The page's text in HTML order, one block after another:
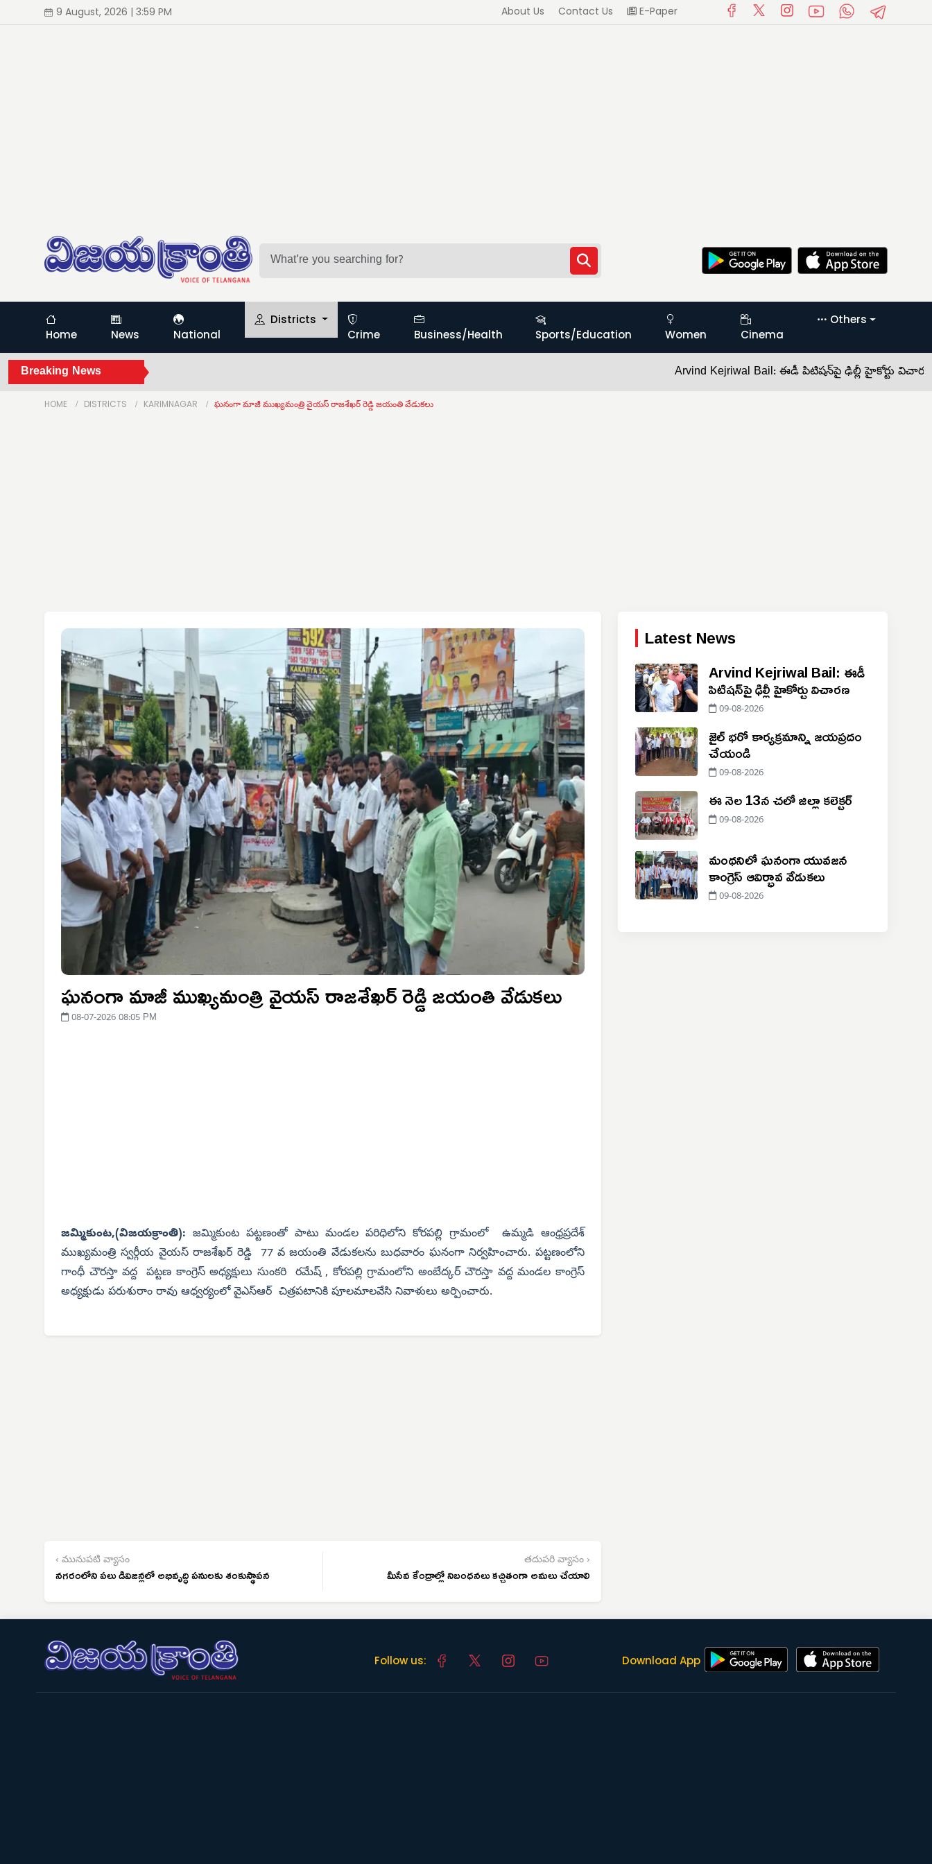
9 August, 2026 | 3:59 PM About Us Contact Us E-Paper
Home News National
Districts
Crime
Business/Health Sports/Education Women Cinema
Others
Breaking News Arvind Kejriwal Bail: ఈడీ పిటిషన్‌పై ఢిల్లీ హైకోర్టు విచారణ •
HOME DISTRICTS KARIMNAGAR ఘనంగా మాజీ ముఖ్యమంత్రి వైయస్ రాజశేఖర్ రెడ్డి జయంతి వేడుకలు
ఘనంగా మాజీ ముఖ్యమంత్రి వైయస్ రాజశేఖర్ రెడ్డి జయంతి వేడుకలు
08-07-2026 08:05 PM
జమ్మికుంట,(విజయక్రాంతి): జమ్మికుంట పట్టణంతో పాటు మండల పరిధిలోని కోరపల్లి గ్రామంలో ఉమ్మడి ఆంధ్రప్రదేశ్
ముఖ్యమంత్రి స్వర్గీయ వైయస్ రాజశేఖర్ రెడ్డి 77 వ జయంతి వేడుకలను బుధవారం ఘనంగా నిర్వహించారు. పట్టణంలోని
గాంధీ చౌరస్తా వద్ద పట్టణ కాంగ్రెస్ అధ్యక్షులు సుంకరి రమేష్ , కోరపల్లి గ్రామంలోని అంబేద్కర్ చౌరస్తా వద్ద మండల కాంగ్రెస్
అధ్యక్షుడు పరుశురాం రావు ఆధ్వర్యంలో వైఎస్ఆర్ చిత్రపటానికి పూలమాలవేసి నివాళులు అర్పించారు.
‹ మునుపటి వ్యాసం
నగరంలోని పలు డివిజన్లలో అభివృద్ధి పనులకు శంకుస్థాపన
తదుపరి వ్యాసం ›
మీసేవ కేంద్రాల్లో నిబంధనలు కచ్చితంగా అమలు చేయాలి
Latest News
Arvind Kejriwal Bail: ఈడీ
పిటిషన్‌పై ఢిల్లీ హైకోర్టు విచారణ
09-08-2026
జైల్ భరో కార్యక్రమాన్ని జయప్రదం
చేయండి
09-08-2026
ఈ నెల 13న చలో జిల్లా కలెక్టర్
09-08-2026
మంథనిలో ఘనంగా యువజన
కాంగ్రెస్ ఆవిర్భావ వేడుకలు
09-08-2026
Follow us: Download App